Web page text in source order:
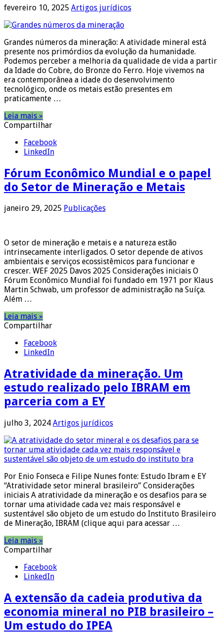
fevereiro 10, 2025 Artigos jurídicos
Grandes números da mineração: A atividade mineral está
presente nos primórdios da evolução da humanidade.
Podemos perceber a melhoria da qualidade de vida a partir
da Idade do Cobre, do Bronze do Ferro. Hoje vivemos na
era contemporânea a idade do desenvolvimento
tecnológico, onde os metais estão presentes em
praticamente …
Leia mais »
Compartilhar
Facebook
LinkedIn
Fórum Econômico Mundial e o papel
do Setor de Mineração e Metais
janeiro 29, 2025 Publicações
O setor de mineração e metais e a natureza estão
intrinsecamente interligados. O setor depende de ativos
ambientais e serviços ecossistêmicos para funcionar e
crescer. WEF 2025 Davos 2025 Considerações iniciais O
Fórum Econômico Mundial foi fundado em 1971 por Klaus
Martin Schwab, um professor de administração na Suíça.
Além …
Leia mais »
Compartilhar
Facebook
LinkedIn
Atratividade da mineração. Um
estudo realizado pelo IBRAM em
parceria com a EY
julho 3, 2024 Artigos jurídicos
Por Enio Fonseca e Filipe Nunes fonte: Estudo Ibram e EY
“Atratividade setor mineral brasileiro” Considerações
iniciais A atratividade da mineração e os desafios para se
tornar uma atividade cada vez mais responsável e
sustentável são objeto de um estudo do Instituto Brasileiro
de Mineração, IBRAM (clique aqui para acessar …
Leia mais »
Compartilhar
Facebook
LinkedIn
A extensão da cadeia produtiva da
economia mineral no PIB brasileiro –
Um estudo do IPEA